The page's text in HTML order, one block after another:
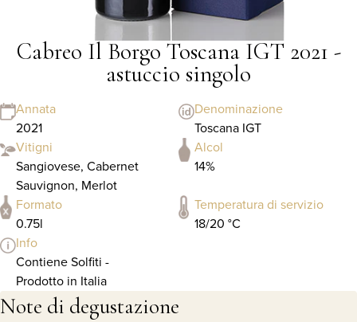
Cabreo Il Borgo Toscana IGT 2021 -
astuccio singolo
Annata
2021
Denominazione
Toscana IGT
Vitigni
Sangiovese, Cabernet
Sauvignon, Merlot
Alcol
14%
Formato
0.75l
Temperatura di servizio
18/20 °C
Info
Contiene Solfiti -
Prodotto in Italia
Note di degustazione